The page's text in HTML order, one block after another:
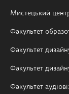
Мистецький
Факультет
Факультет
Факультет
Факультет